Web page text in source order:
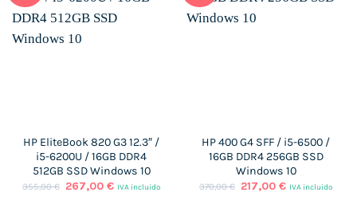
HP EliteBook 820 G3 12.3″ /
i5-6200U / 16GB DDR4
512GB SSD Windows 10
355,00€ El
267,00€ElIVA incluido
HP 400 G4 SFF / i5-6500 /
16GB DDR4 256GB SSD
Windows 10
370,00€ El
217,00€ElIVA incluido